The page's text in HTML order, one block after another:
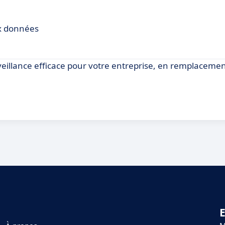
données
efficace pour votre entreprise, en